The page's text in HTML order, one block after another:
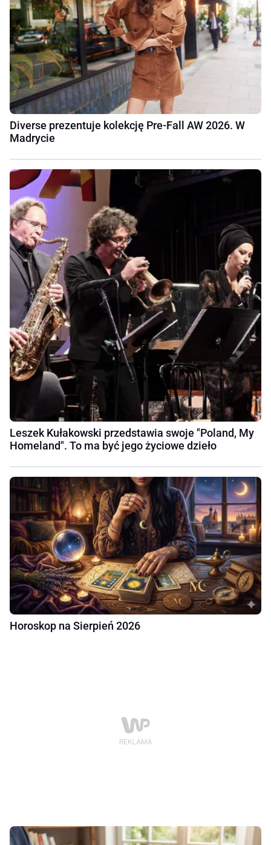
Diverse prezentuje kolekcję Pre-Fall AW 2026. W
Madrycie
Leszek Kułakowski przedstawia swoje "Poland, My
Homeland". To ma być jego życiowe dzieło
Horoskop na Sierpień 2026